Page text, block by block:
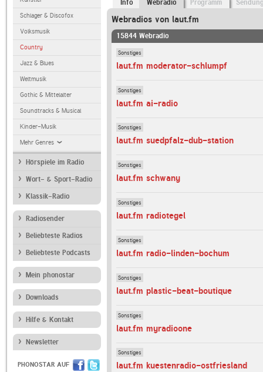
Schlager & Discofox
Volksmusik
Country
Jazz & Blues
Weltmusik
Gothic & Mittelalter
Soundtracks & Musical
Kinder-Musik
Mehr Genres
Hörspiele im Radio
Wort- & Sport-Radio
Klassik-Radio
Radiosender
Beliebteste Radios
Beliebteste Podcasts
Mein phonostar
Downloads
Hilfe & Kontakt
Newsletter
PHONOSTAR AUF
Info Webradio Programm
Webradios von laut.fm
15844 Webradio
Sonstiges
laut.fm moderator-schlumpf
Sonstiges
laut.fm ai-radio
Sonstiges
laut.fm suedpfalz-dub-station
Sonstiges
laut.fm schwany
Sonstiges
laut.fm radiotegel
Sonstiges
laut.fm radio-linden-bochum
Sonstiges
laut.fm plastic-beat-boutique
Sonstiges
laut.fm myradioone
Sonstiges
laut.fm kuestenradio-ostfriesland